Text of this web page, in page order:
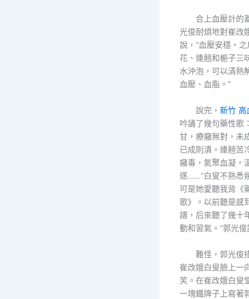
合上血壓計的
光俊耐煩地對崔改
說，“血壓安穩，
花、連翹和梔子三
水沖泡，可以清熱
血壓、血脂。”
說完， 新竹 高
吟誦了幾句藥性歌
甘，療癰無對，未
已成則潰。連翹苦
癰毒，氣聚血凝，
逐……“白叟不熟悉
可是她愛聽我背《
歌》。以前聽是感
譜，后來聽了幾十
動和習氣。”郭光俊
難怪，郭光俊措
崔改娥白叟臉上一
笑。在崔改娥白叟
一塊鐵牌子上寫著